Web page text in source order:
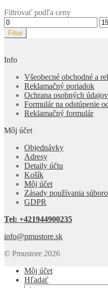
Filtrovať podľa ceny
Minimálna
cena
Filter
Info
Všeobecné obchodné a
Reklamačný poriadok
Ochrana osobných
Formulár na odstúpenie
Reklamačný formulár
Môj účet
Objednávky
Adresy
Detaily účtu
Košík
Môj účet
Zásady používania
GDPR
Tel: +421944900235
info@pmustore.sk
© Pmustore 2026
Môj účet
Hľadať